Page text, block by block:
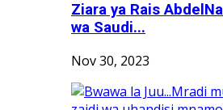
Ziara ya Rais
wa Saudi...
Nov 30, 2023